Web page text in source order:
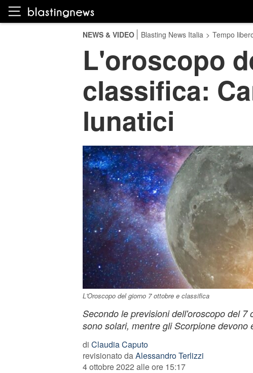
NEWS & VIDEO Blasting News Italia > Tempo
L'oroscopo
classifica:
lunatici
L'Oroscopo del giorno 7 ottobre e classifica
Secondo le previsioni dell'oroscopo del 7
sono solari, mentre gli Scorpione devono
di Claudia Caputo
revisionato daAlessandro Terlizzi
4 ottobre 2022 alle ore 15:17